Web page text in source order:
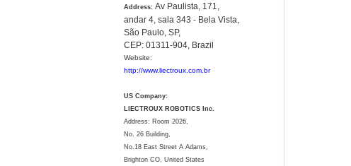
Address: Av Paulista, 171,
andar 4, sala 343 - Bela Vista,
São Paulo, SP,
CEP: 01311-904, Brazil
Website:
http://www.liectroux.com.br
US Company:
LIECTROUX ROBOTICS Inc.
Address: Room 2026,
No. 26 Building,
No.18 East Street A Adams,
Brighton CO, United States